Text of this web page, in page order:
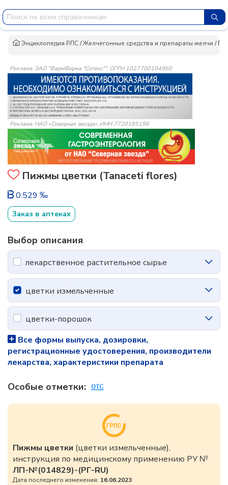
Энциклопедия РЛС/Желчегонные средства и препараты желчи /
Реклама: ЗАО "ФармФирма "Сотекс"", ОГРН 1027700104960
Реклама: НАО «Северная звезда», ИНН 7720185196
Пижмы цветки (Tanaceti flores)
0.529 ‰
Заказ в аптеках
Выбор описания
лекарственное растительное сырье
цветки измельченные
цветки-порошок
Все формы выпуска, дозировки,
регистрационные удостоверения, производители
лекарства, характеристики препарата
Особые отметки:
Пижмы цветки (цветки измельченные),
инструкция по медицинскому применению РУ №
ЛП-№(014829)-(РГ-RU)
Дата последнего изменения: 16.06.2023